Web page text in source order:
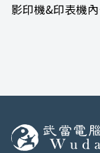
影印機&印表機